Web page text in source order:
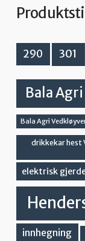
290 301
Bala
Bala Agri
drikkekar hest
elektrisk
innhegning